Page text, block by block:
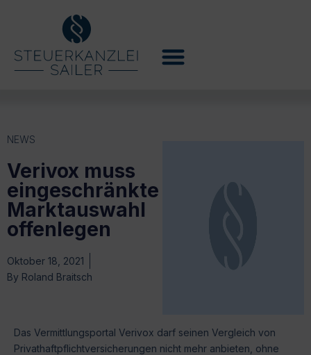
NEWS
Verivox muss
eingeschränkte
Marktauswahl
offenlegen
Oktober 18, 2021
By Roland Braitsch
Das Vermittlungsportal Verivox darf seinen Vergleich von
Privathaftpflichtversicherungen nicht mehr anbieten, ohne